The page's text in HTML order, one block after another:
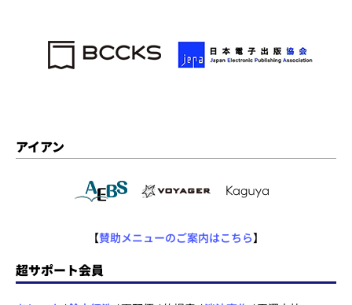
アイアン
【賛助メニューのご案内はこちら】
超サポート会員